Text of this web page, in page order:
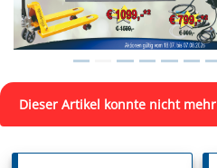
Dieser Artikel konnte nicht